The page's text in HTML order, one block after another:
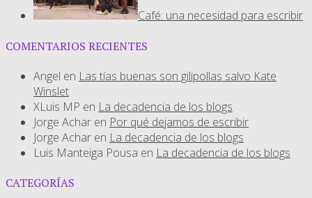
Café: una necesidad para escribir
COMENTARIOS RECIENTES
Angel en Las tías buenas son gilipollas salvo Kate
Winslet
XLuis MP en La decadencia de los blogs
Jorge Achar en Por qué dejamos de escribir
Jorge Achar en La decadencia de los blogs
Luis Manteiga Pousa en La decadencia de los blogs
CATEGORÍAS